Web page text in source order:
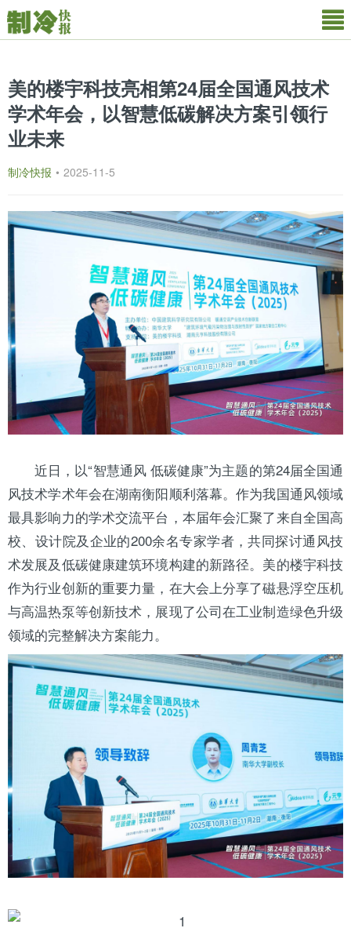
美的楼宇科技亮相第24届全国通风技术
学术年会，以智慧低碳解决方案引领行
业未来
制冷快报 • 2025-11-5
近日，以“智慧通风 低碳健康”为主题的第24届全国通
风技术学术年会在湖南衡阳顺利落幕。作为我国通风领域
最具影响力的学术交流平台，本届年会汇聚了来自全国高
校、设计院及企业的200余名专家学者，共同探讨通风技
术发展及低碳健康建筑环境构建的新路径。 美的楼宇科技
作为行业创新的重要力量，在大会上分享了磁悬浮空压机
与高温热泵等创新技术，展现了公司在工业制造绿色升级
领域的完整解决方案能力。